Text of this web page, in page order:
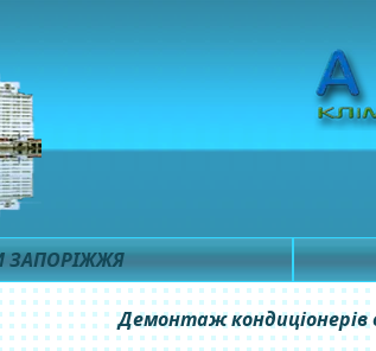
ЗАПОРІЖЖЯ
Демонтаж кондиціонерів